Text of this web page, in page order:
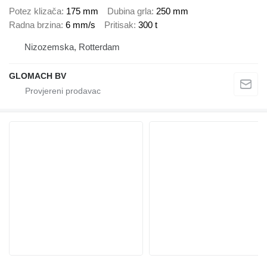
Potez klizača 175 mm Dubina grla 250 mm
Radna brzina 6 mm/s Pritisak 300 t
Nizozemska, Rotterdam
GLOMACH BV